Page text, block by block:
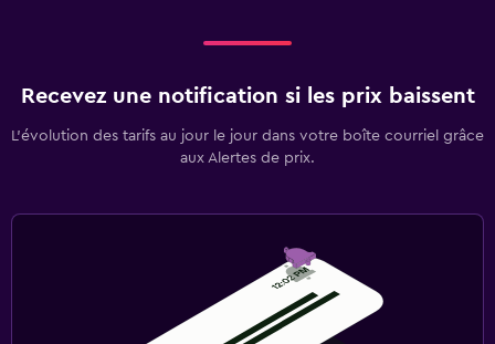
Recevez une notification si les prix baissent
L’évolution des tarifs au jour le jour dans votre boîte courriel grâce
aux Alertes de prix.